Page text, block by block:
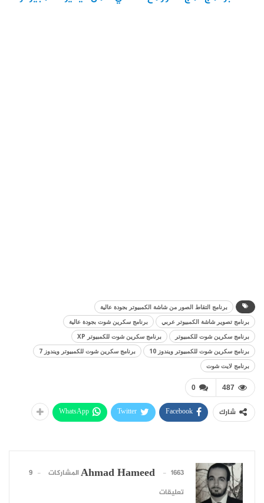
برنامج التقاط الصور من شاشة الكمبيوتر بجودة عالية
برنامج تصوير شاشة الكمبيوتر عربي
برنامج سكرين شوت بجودة عالية
برنامج سكرين شوت للكمبيوتر
برنامج سكرين شوت للكمبيوتر XP
برنامج سكرين شوت للكمبيوتر ويندوز 10
برنامج سكرين شوت للكمبيوتر ويندوز 7
برنامج لايت شوت
0 487
شارك Facebook
Twitter
WhatsApp
Ahmad Hameed 1663 المشاركات
9
تعليقات